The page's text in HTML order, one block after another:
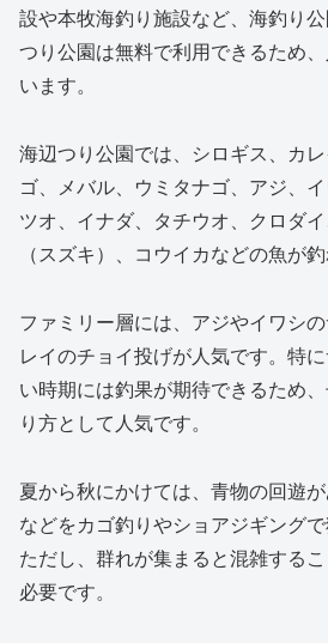
設や本牧海釣り施設など、海釣り
つり公園は無料で利用できるため
います。
海辺つり公園では、シロギス、カ
ゴ、メバル、ウミタナゴ、アジ、
ツオ、イナダ、タチウオ、クロダ
（スズキ）、コウイカなどの魚が釣
ファミリー層には、アジやイワシ
レイのチョイ投げが人気です。特
い時期には釣果が期待できるため
り方として人気です。
夏から秋にかけては、青物の回遊
などをカゴ釣りやショアジギングで
ただし、群れが集まると混雑する
必要です。